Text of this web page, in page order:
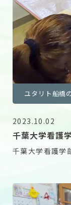
ユタリト船橋
2023.10.02
千葉大学看護
千葉大学看護学